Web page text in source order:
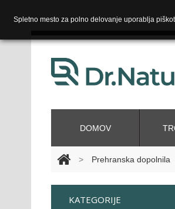
DOMOV
> Prehranska dopolnila
KATEGORIJE
Spletno mesto za polno delovanje uporablja